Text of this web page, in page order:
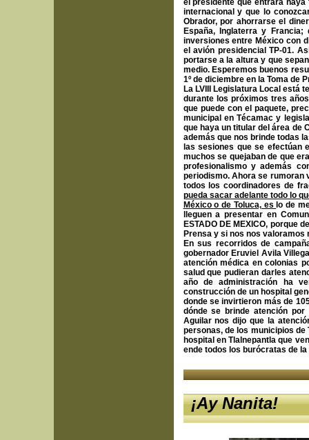
el presidente que entrará
internacional y que lo
Obrador, por ahorrarse el
España, Inglaterra y
inversiones entre México con
el avión presidencial TP-01.
portarse a la altura y que
medio. Esperemos buenos
1º de diciembre en la Toma de
La LVIII Legislatura Local está
durante los próximos tres
que puede con el paquete,
municipal en Técamac y
que haya un titular del área de
además que nos brinde todas
las sesiones que se efectúan
muchos se quejaban de que
profesionalismo y además
periodismo. Ahora se rumoran
todos los coordinadores de
pueda sacar adelante todo lo
México o de Toluca, es lo de
lleguen a presentar en
ESTADO DE MEXICO, porque
Prensa y si nos nos valoramos
En sus recorridos de
gobernador Eruviel Avila
atención médica en colonias
salud que pudieran darles
año de administración ha
construcción de un hospital
donde se invirtieron más de
dónde se brinde atención
Aguilar nos dijo que la
personas, de los municipios de
hospital en Tlalnepantla que
ende todos los burócratas de
¡Ay Nanita!